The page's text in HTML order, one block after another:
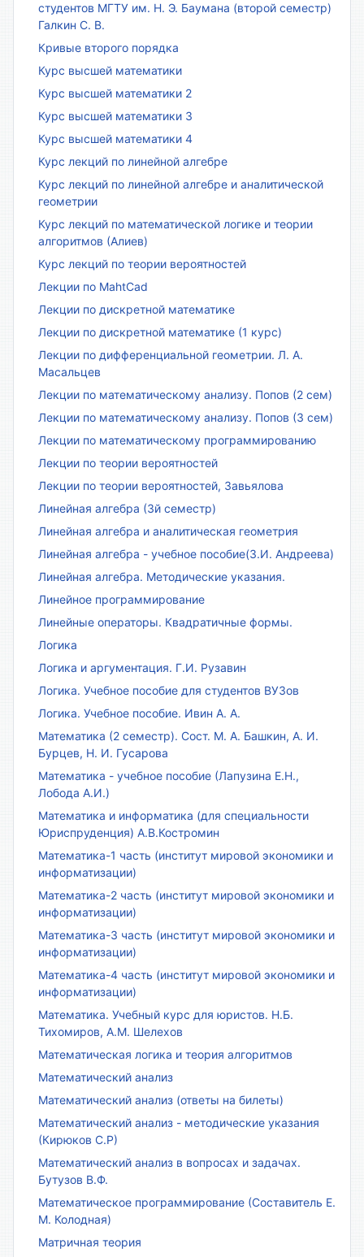
студентов МГТУ им. Н. Э. Баумана (второй семестр)
Галкин С. В.
Кривые второго порядка
Курс высшей математики
Курс высшей математики 2
Курс высшей математики 3
Курс высшей математики 4
Курс лекций по линейной алгебре
Курс лекций по линейной алгебре и аналитической
геометрии
Курс лекций по математической логике и теории
алгоритмов (Алиев)
Курс лекций по теории вероятностей
Лекции по MahtCad
Лекции по дискретной математике
Лекции по дискретной математике (1 курс)
Лекции по дифференциальной геометрии. Л. А.
Масальцев
Лекции по математическому анализу. Попов (2 сем)
Лекции по математическому анализу. Попов (3 сем)
Лекции по математическому программированию
Лекции по теории вероятностей
Лекции по теории вероятностей, Завьялова
Линейная алгебра (3й семестр)
Линейная алгебра и аналитическая геометрия
Линейная алгебра - учебное пособие(З.И. Андреева)
Линейная алгебра. Методические указания.
Линейное программирование
Линейные операторы. Квадратичные формы.
Логика
Логика и аргументация. Г.И. Рузавин
Логика. Учебное пособие для студентов ВУЗов
Логика. Учебное пособие. Ивин А. А.
Математика (2 семестр). Сост. М. А. Башкин, А. И.
Бурцев, Н. И. Гусарова
Математика - учебное пособие (Лапузина Е.Н.,
Лобода А.И.)
Математика и информатика (для специальности
Юриспруденция) А.В.Костромин
Математика-1 часть (институт мировой экономики и
информатизации)
Математика-2 часть (институт мировой экономики и
информатизации)
Математика-3 часть (институт мировой экономики и
информатизации)
Математика-4 часть (институт мировой экономики и
информатизации)
Математика. Учебный курс для юристов. Н.Б.
Тихомиров, А.М. Шелехов
Математическая логика и теория алгоритмов
Математический анализ
Математический анализ (ответы на билеты)
Математический анализ - методические указания
(Кирюков С.Р)
Математический анализ в вопросах и задачах.
Бутузов В.Ф.
Математическое программирование (Составитель Е.
М. Колодная)
Матричная теория